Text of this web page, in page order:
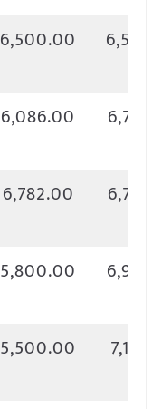
6,500.00
6,086.00
6,782.00
5,800.00
5,500.00